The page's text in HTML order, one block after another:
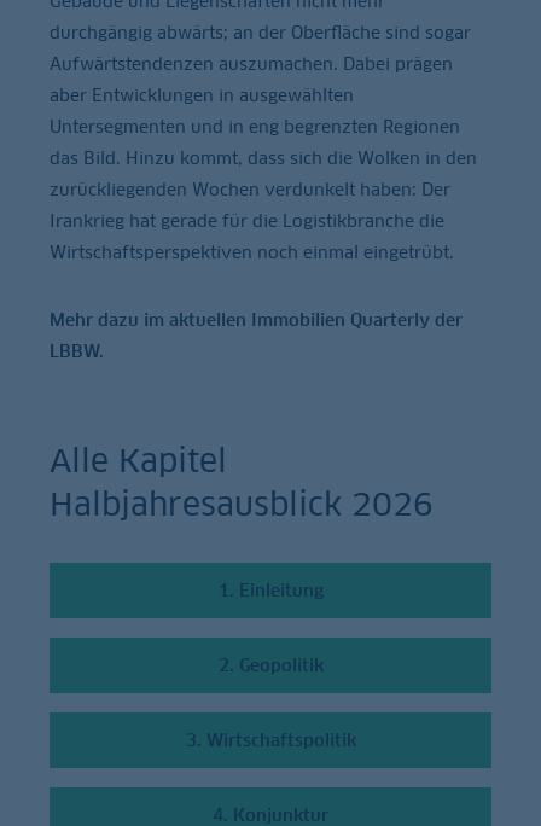
durchgängig abwärts; an der Oberfläche sind sogar
Aufwärtstendenzen auszumachen. Dabei prägen
aber Entwicklungen in ausgewählten
Untersegmenten und in eng begrenzten Regionen
das Bild. Hinzu kommt, dass sich die Wolken in den
zurückliegenden Wochen verdunkelt haben: Der
Irankrieg hat gerade für die Logistikbranche die
Wirtschaftsperspektiven noch einmal eingetrübt.
Mehr dazu im aktuellen Immobilien Quarterly der
LBBW.
Alle Kapitel
Halbjahresausblick 2026
1. Einleitung
2. Geopolitik
3. Wirtschaftspolitik
4. Konjunktur